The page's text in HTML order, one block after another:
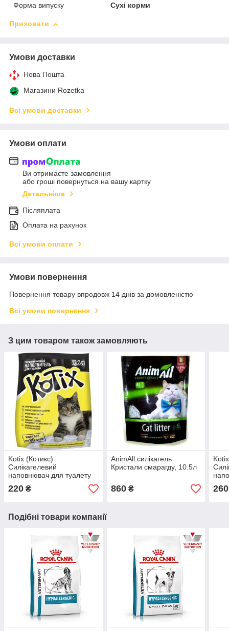
Форма випуску Сухі корми
Приховати
Умови доставки
Нова Пошта
Магазини Rozetka
Всі умови доставки
Умови оплати
Ви отримаєте замовлення
або гроші повернуться на вашу картку
Детальніше
Післяплата
Оплата на рахунок
Всі умови оплати
Умови повернення
Повернення товару впродовж 14 днів за домовленістю
Всі умови повернення
З цим товаром також замовляють
Kotix (Котикс)
Силікагелевий
наповнювач для туалету
7.6 л
220 ₴
AnimАll силікагель
Кристали смарагду, 10.5л
860₴
3.8
260
Подібні товари компанії